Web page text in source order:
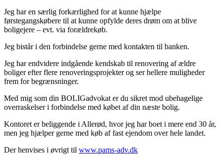
Jeg har en særlig forkærlighed for at kunne hjælpe
førstegangskøbere til at kunne opfylde deres drøm om at blive
boligejere – evt. via forældrekøb.
Jeg bistår i den forbindelse gerne med kontakten til banken.
Jeg har endvidere indgående kendskab til renovering af ældre
boliger efter flere renoveringsprojekter og ser hellere muligheder
frem for begrænsninger.
Med mig som din BOLIGadvokat er du sikret mod ubehagelige
overraskelser i forbindelse med købet af din næste bolig.
Kontoret er beliggende i Allerød, hvor jeg har boet i mere end 30 år,
men jeg hjælper gerne med køb af fast ejendom over hele landet.
Der henvises i øvrigt til www.pams-adv.dk